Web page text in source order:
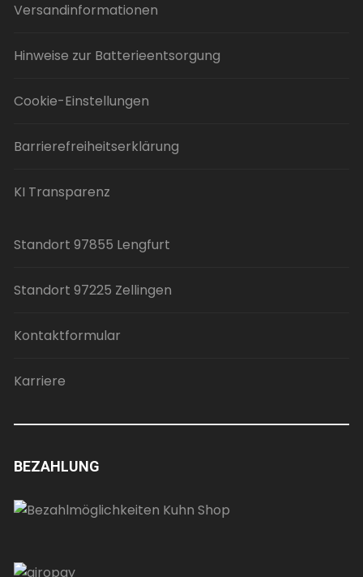
Versandinformationen
Hinweise zur Batterieentsorgung
Cookie-Einstellungen
Barrierefreiheitserklärung
KI Transparenz
Standort 97855 Lengfurt
Standort 97225 Zellingen
Kontaktformular
Karriere
BEZAHLUNG